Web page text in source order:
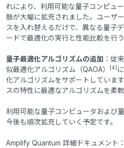
れにより、利用可能な量子コンピュ
肢が大幅に拡充されました。ユーザ
スを入れ替えるだけで、異なる量子
ードで最適化の実行と性能比較を行う
量子最適化アルゴリズムの追加 ：従
似最適化アルゴリズム（QAOA）
[4]
化アルゴリズムをサポートしていま
スの特性に最適なアルゴリズムを柔
利用可能な量子コンピュータおよび
今後も順次拡充していく予定です。
Amplify Quantum 詳細ドキュメント：